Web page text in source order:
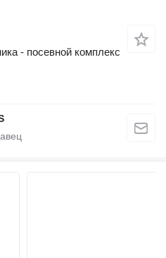
- посевной комплекс